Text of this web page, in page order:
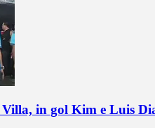
in gol Kim e Luis